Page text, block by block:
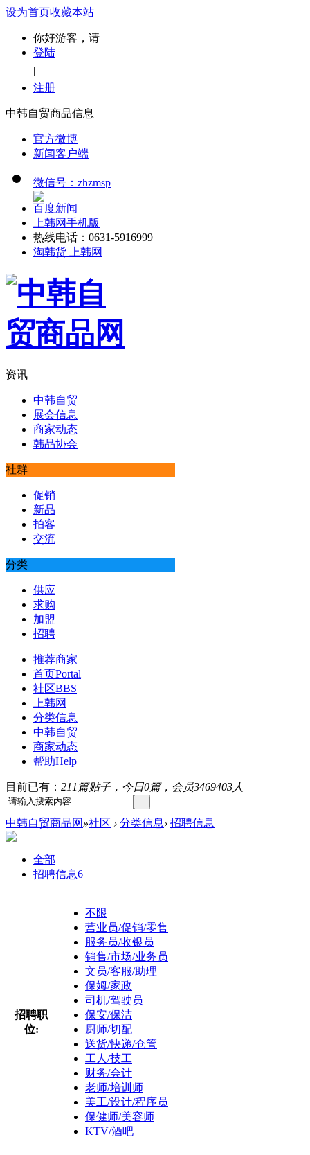
设为首页收藏本站
你好游客，请
登陆
|
注册
中韩自贸商品信息
官方微博
新闻客户端
微信号：zhzmsp
百度新闻
上韩网手机版
热线电话：0631-5916999
淘韩货 上韩网
资讯
中韩自贸
展会信息
商家动态
韩品协会
社群
促销
新品
拍客
交流
分类
供应
求购
加盟
招聘
推荐商家
首页Portal
社区BBS
上韩网
分类信息
中韩自贸
商家动态
帮助Help
目前已有： 211篇贴子，今日0篇，会员3469403人
中韩自贸商品网 »社区 › 分类信息› 招聘信息
全部
招聘信息6
招聘职
位:
不限
营业员/促销/零售
服务员/收银员
销售/市场/业务员
文员/客服/助理
保姆/家政
司机/驾驶员
保安/保洁
厨师/切配
送货/快递/仓管
工人/技工
财务/会计
老师/培训师
美工/设计/程序员
保健师/美容师
KTV/酒吧